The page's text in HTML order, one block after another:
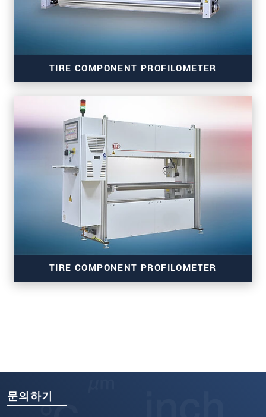
TIRE COMPONENT PROFILOMETER
thicknessCONTROL TCP 8301.EO
TIRE COMPONENT PROFILOMETER
문의하기